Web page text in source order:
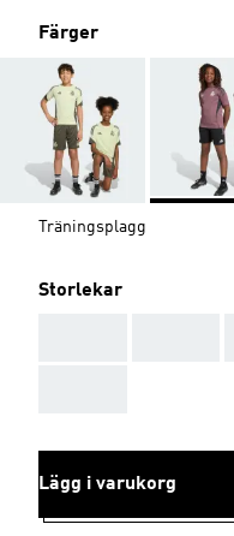
Färger
Träningsplagg
Storlekar
Lägg i varukorg